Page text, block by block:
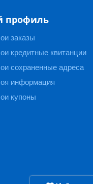
профиль
заказы
кредитные квитанции
сохраненные адреса
информация
купоны